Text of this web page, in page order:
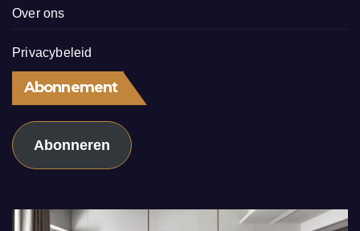
Over ons
Privacybeleid
Abonnement
Abonneren